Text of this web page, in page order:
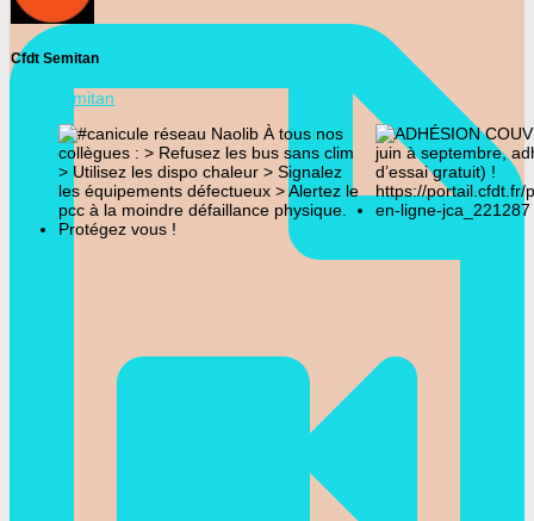
Cfdt Semitan
@cfdtsemitan